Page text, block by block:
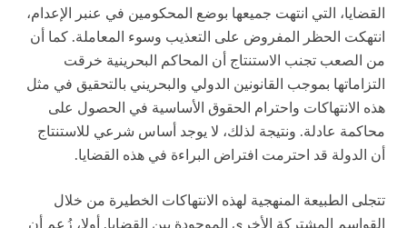
القضايا، التي انتهت جميعها بوضع المحكومين في عنبر الإعدام،
انتهكت الحظر المفروض على التعذيب وسوء المعاملة. كما أن
من الصعب تجنب الاستنتاج أن المحاكم البحرينية خرقت
التزاماتها بموجب القانونين الدولي والبحريني بالتحقيق في مثل
هذه الانتهاكات واحترام الحقوق الأساسية في الحصول على
محاكمة عادلة. ونتيجة لذلك، لا يوجد أساس شرعي للاستنتاج
أن الدولة قد احترمت افتراض البراءة في هذه القضايا.
تتجلى الطبيعة المنهجية لهذه الانتهاكات الخطيرة من خلال